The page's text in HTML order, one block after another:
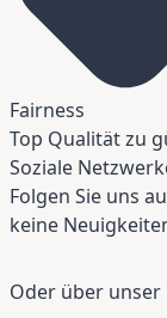
Fairness
Top Qualität zu
Soziale
Folgen Sie uns
keine
Oder über unser